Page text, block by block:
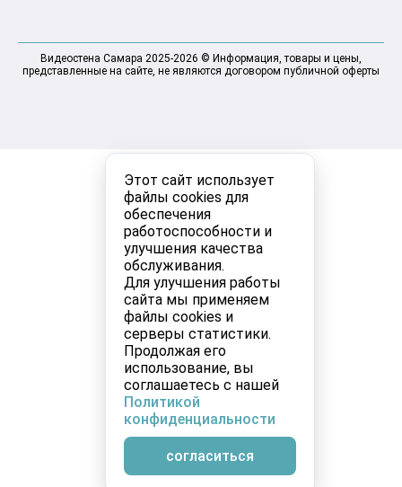
Этот сайт использует
файлы cookies для
обеспечения
работоспособности и
улучшения качества
обслуживания.
Для улучшения работы
сайта мы применяем
файлы cookies и
серверы статистики.
Продолжая его
использование, вы
соглашаетесь с нашей
Политикой
конфиденциальности
согласиться
Видеостена Самара 2025-2026 © Информация, товары и цены,
представленные на сайте, не являются договором публичной оферты